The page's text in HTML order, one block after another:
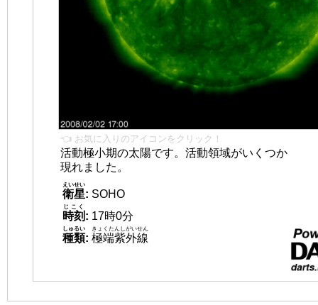
👈 お気に入りのアイコンをクリック！
活動極小期の太陽です。活動領域がいくつか
現れました。
衛星
えいせい
: SOHO
時刻
じこく
: 17時0分
種類
しゅるい
: 極端紫外線
きょくたんしがいせん